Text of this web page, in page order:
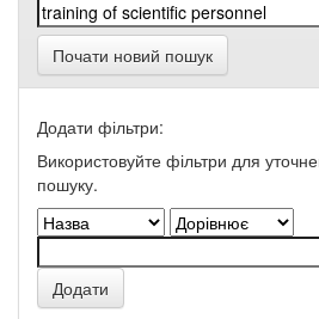
Почати новий пошук
Додати фільтри:
Використовуйте фільтри для
пошуку.